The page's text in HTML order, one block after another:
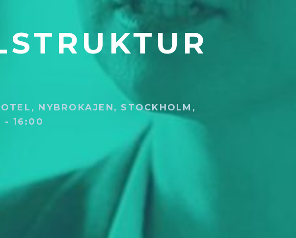
NYBROKAJEN, STOCKHOLM,
- 16:00